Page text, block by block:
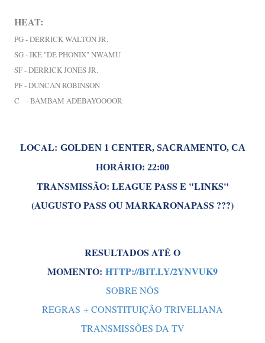
HEAT:
PG - DERRICK WALTON JR.
SG - IKE "DE PHONIX" NWAMU
SF - DERRICK JONES JR.
PF - DUNCAN ROBINSON
C - BAMBAM ADEBAYOOOOR
LOCAL: GOLDEN 1 CENTER, SACRAMENTO, CA
HORÁRIO: 22:00
TRANSMISSÃO: LEAGUE PASS E "LINKS"
(AUGUSTO PASS OU MARKARONAPASS ???)
RESULTADOS ATÉ O
MOMENTO: HTTP://BIT.LY/2YNVUK9
SOBRE NÓS
REGRAS + CONSTITUIÇÃO TRIVELIANA
TRANSMISSÕES DA TV